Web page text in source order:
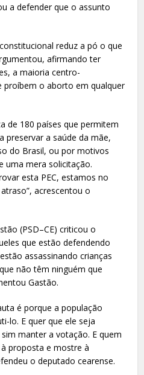
a defender que o assunto
reduz a pó o que
afirmando ter
a maioria centro-
proíbem o aborto em qualquer
de 180 países que permitem
preservar a saúde da mãe,
do Brasil, ou por motivos
uma mera solicitação.
esta PEC, estamos no
acrescentou o
(PSD–CE) criticou o
que estão defendendo
assassinando crianças
não têm ninguém que
Gastão.
é porque a população
lo. E quer que ele seja
manter a votação. E quem
proposta e mostre à
o deputado cearense.